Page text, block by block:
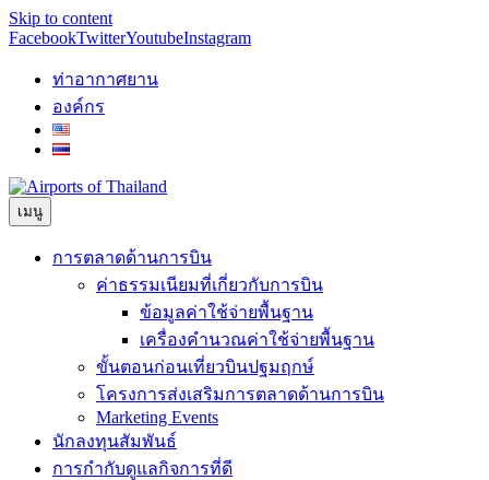
Skip to content
FacebookTwitterYoutubeInstagram
ท่าอากาศยาน
องค์กร
เมนู
การตลาดด้านการบิน
ค่าธรรมเนียมที่เกี่ยวกับการบิน
ข้อมูลค่าใช้จ่ายพื้นฐาน
เครื่องคำนวณค่าใช้จ่ายพื้นฐาน
ขั้นตอนก่อนเที่ยวบินปฐมฤกษ์
โครงการส่งเสริมการตลาดด้านการบิน
Marketing Events
นักลงทุนสัมพันธ์
การกำกับดูแลกิจการที่ดี